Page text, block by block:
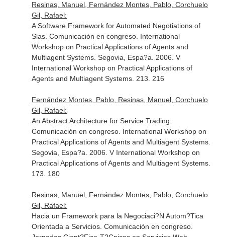
Resinas, Manuel, Fernández Montes, Pablo, Corchuelo
Gil, Rafael:
A Software Framework for Automated Negotiations of
Slas. Comunicación en congreso. International
Workshop on Practical Applications of Agents and
Multiagent Systems. Segovia, Espa?a. 2006. V
International Workshop on Practical Applications of
Agents and Multiagent Systems. 213. 216
Fernández Montes, Pablo, Resinas, Manuel, Corchuelo
Gil, Rafael:
An Abstract Architecture for Service Trading.
Comunicación en congreso. International Workshop on
Practical Applications of Agents and Multiagent Systems.
Segovia, Espa?a. 2006. V International Workshop on
Practical Applications of Agents and Multiagent Systems.
173. 180
Resinas, Manuel, Fernández Montes, Pablo, Corchuelo
Gil, Rafael:
Hacia un Framework para la Negociaci?N Autom?Tica
Orientada a Servicios. Comunicación en congreso.